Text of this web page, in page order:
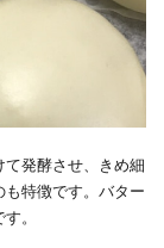
発酵させ、きめ細
特徴です。バター
。